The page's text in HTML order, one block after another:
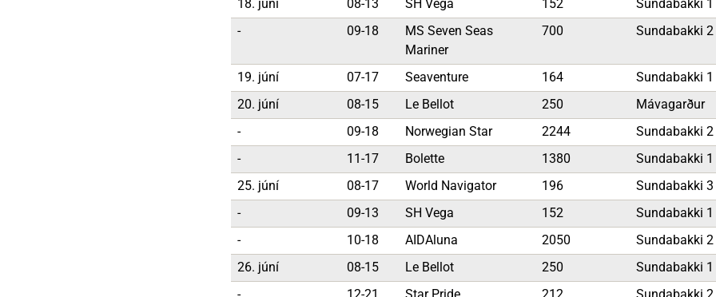
18. júní
08-13 SH Vega 152
Sundabakki 1
-
09-18
MS Seven Seas
Mariner
700 Sundabakki 2
19. júní 07-17 Seaventure 164
Sundabakki 1
20. júní
08-15 Le Bellot 250
Mávagarður
-
09-18 Norwegian Star 2244
Sundabakki 2
-
11-17 Bolette 1380
Sundabakki 1
25. júní
08-17 World Navigator 196
Sundabakki 3
-
09-13 SH Vega 152
Sundabakki 1
-
10-18 AIDAluna 2050
Sundabakki 2
26. júní
08-15 Le Bellot 250
Sundabakki 1